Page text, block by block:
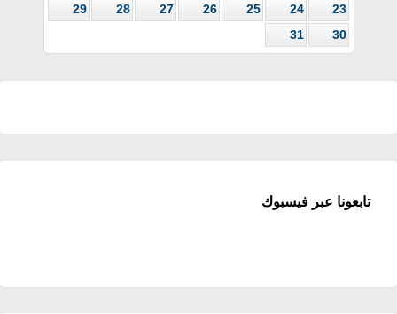
23
24
25
26
27
28
29
30
31
تابعونا عبر فيسبوك